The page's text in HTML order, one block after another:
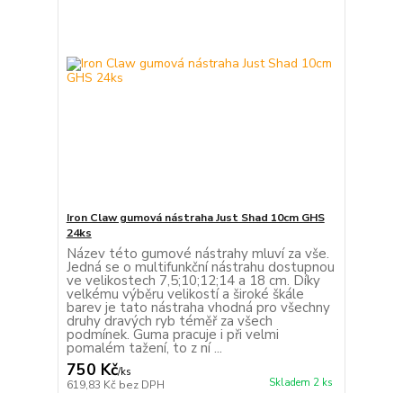
Iron Claw gumová nástraha Just Shad 10cm GHS
24ks
Název této gumové nástrahy mluví za vše.
Jedná se o multifunkční nástrahu dostupnou
ve velikostech 7,5;10;12;14 a 18 cm. Díky
velkému výběru velikostí a široké škále
barev je tato nástraha vhodná pro všechny
druhy dravých ryb téměř za všech
podmínek. Guma pracuje i při velmi
pomalém tažení, to z ní ...
750 Kč/ks
619,83 Kč bez DPH Skladem 2 ks